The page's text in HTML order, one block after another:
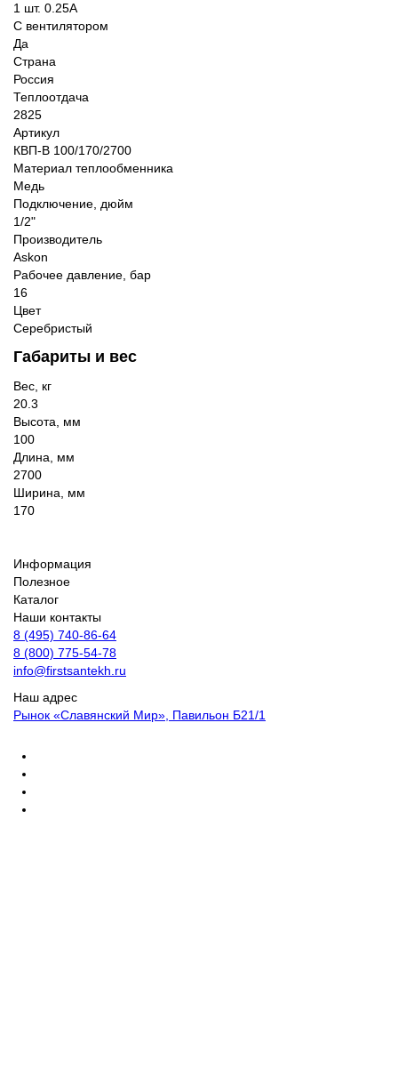
1 шт. 0.25А
С вентилятором
Да
Страна
Россия
Теплоотдача
2825
Артикул
КВП-В 100/170/2700
Материал теплообменника
Медь
Подключение, дюйм
1/2"
Производитель
Аskon
Рабочее давление, бар
16
Цвет
Серебристый
Габариты и вес
Вес, кг
20.3
Высота, мм
100
Длина, мм
2700
Ширина, мм
170
Информация
Полезное
Каталог
Наши контакты
8 (495) 740-86-64
8 (800) 775-54-78
info@firstsantekh.ru
Наш адрес
Рынок «Славянский Мир», Павильон Б21/1